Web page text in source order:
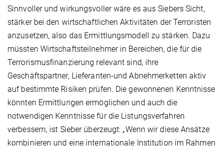
Sinnvoller und wirkungsvoller wäre es aus Siebers Sicht,
stärker bei den wirtschaftlichen Aktivitäten der Terroristen
anzusetzen, also das Ermittlungsmodell zu stärken. Dazu
müssten Wirtschaftsteilnehmer in Bereichen, die für die
Terrorismusfinanzierung relevant sind, ihre
Geschäftspartner, Lieferanten-und Abnehmerketten aktiv
auf bestimmte Risiken prüfen. Die gewonnenen Kenntnisse
könnten Ermittlungen ermöglichen und auch die
notwendigen Kenntnisse für die Listungsverfahren
verbessern, ist Sieber überzeugt: „Wenn wir diese Ansätze
kombinieren und eine internationale Institution im Rahmen